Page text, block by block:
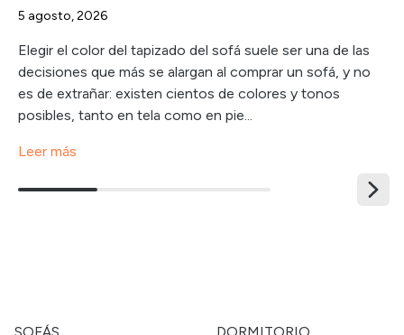
5 agosto, 2026
Elegir el color del tapizado del sofá suele ser una de las
decisiones que más se alargan al comprar un sofá, y no
es de extrañar: existen cientos de colores y tonos
posibles, tanto en tela como en pie...
Leer más